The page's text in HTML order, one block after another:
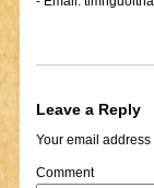
Leave a Reply
Your email
Comment